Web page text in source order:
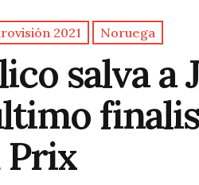
2021 Noruega
salva a
Prix